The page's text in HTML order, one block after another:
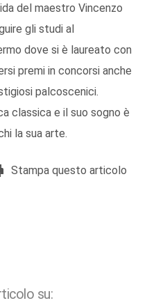
del maestro Vincenzo
gli studi al
dove si è laureato con
premi in concorsi anche
palcoscenici.
classica e il suo sogno è
la sua arte.
Stampa questo articolo
su: